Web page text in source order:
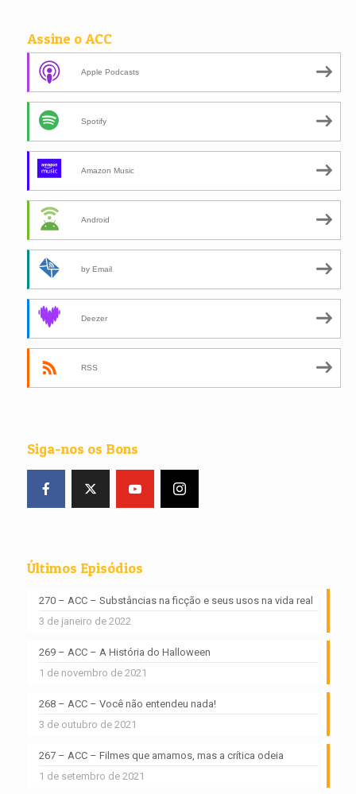
Assine o ACC
Apple Podcasts
Spotify
Amazon Music
Android
by Email
Deezer
RSS
Siga-nos os Bons
Últimos Episódios
270 – ACC – Substâncias na ficção e seus usos na vida real
3 de janeiro de 2022
269 – ACC – A História do Halloween
1 de novembro de 2021
268 – ACC – Você não entendeu nada!
3 de outubro de 2021
267 – ACC – Filmes que amamos, mas a crítica odeia
1 de setembro de 2021